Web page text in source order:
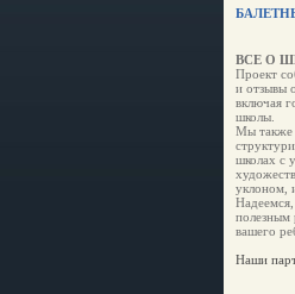
ВСЕ О
Проект
и отзывы
включая
школы.
Мы также
школах с
уклоном,
полезным
вашего
Наши